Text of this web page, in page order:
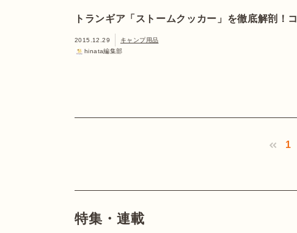
トランギア「ストームクッカー」を徹底解剖！
2015.12.29
キャンプ用品
hinata編集部
1
特集・連載